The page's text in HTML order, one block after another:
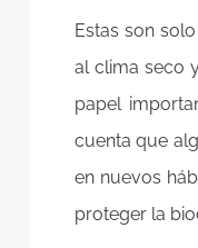
Estas son
al clima seco
papel
cuenta que
en nuevos
proteger la